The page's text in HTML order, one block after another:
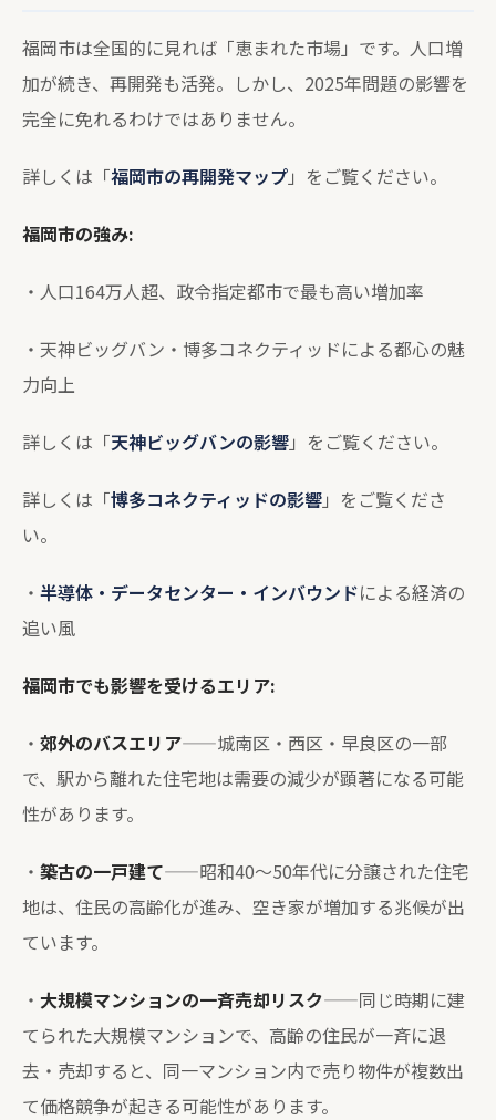
福岡市は全国的に見れば「恵まれた市場」です。人口増
加が続き、再開発も活発。しかし、2025年問題の影響を
完全に免れるわけではありません。
詳しくは「福岡市の再開発マップ」をご覧ください。
福岡市の強み:
・人口164万人超、政令指定都市で最も高い増加率
・天神ビッグバン・博多コネクティッドによる都心の魅
力向上
詳しくは「天神ビッグバンの影響」をご覧ください。
詳しくは「博多コネクティッドの影響」をご覧くださ
い。
・ 半導体・データセンター・インバウンドによる経済の
追い風
福岡市でも影響を受けるエリア:
・ 郊外のバスエリア——城南区・西区・早良区の一部
で、駅から離れた住宅地は需要の減少が顕著になる可能
性があります。
・ 築古の一戸建て——昭和40〜50年代に分譲された住宅
地は、住民の高齢化が進み、空き家が増加する兆候が出
ています。
・ 大規模マンションの一斉売却リスク——同じ時期に建
てられた大規模マンションで、高齢の住民が一斉に退
去・売却すると、同一マンション内で売り物件が複数出
て価格競争が起きる可能性があります。